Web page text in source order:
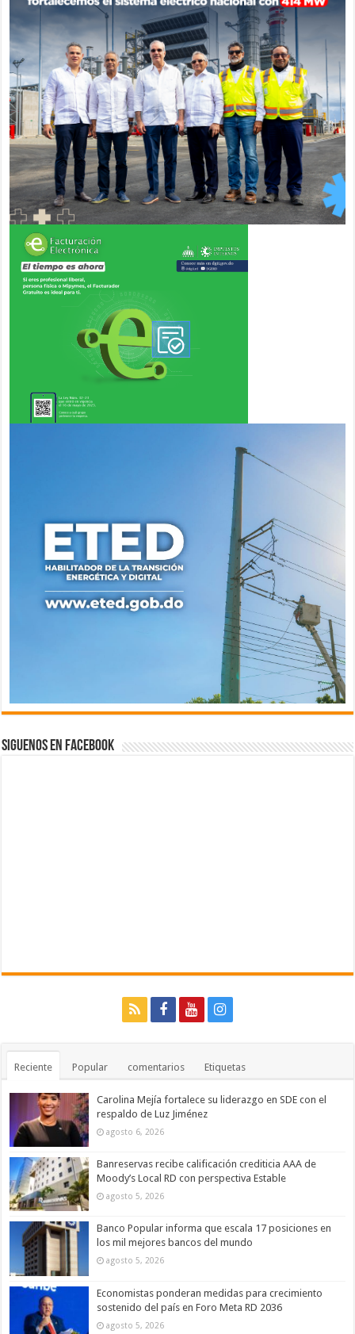
Siguenos en Facebook
Reciente Popular comentarios Etiquetas
Carolina Mejía fortalece su liderazgo en SDE con el
respaldo de Luz Jiménez
agosto 6, 2026
Banreservas recibe calificación crediticia AAA de
Moody’s Local RD con perspectiva Estable
agosto 5, 2026
Banco Popular informa que escala 17 posiciones en
los mil mejores bancos del mundo
agosto 5, 2026
Economistas ponderan medidas para crecimiento
sostenido del país en Foro Meta RD 2036
agosto 5, 2026